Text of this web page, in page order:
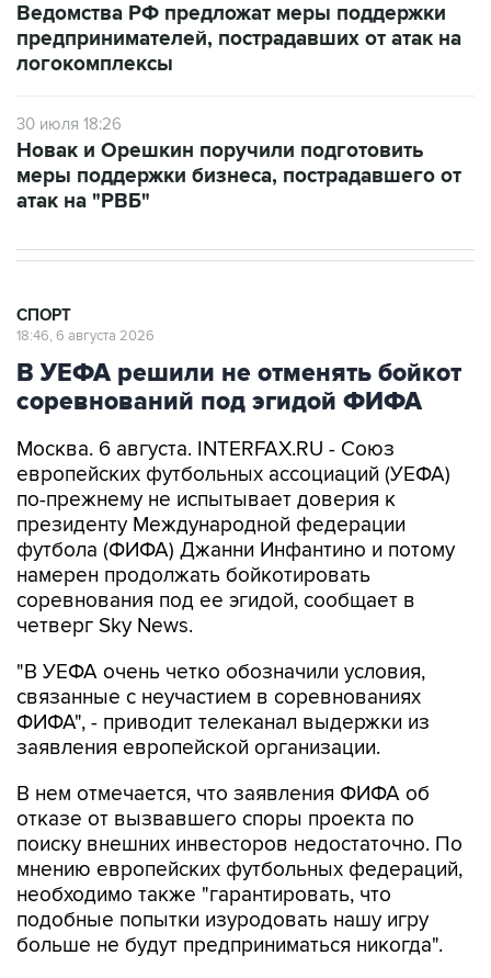
Ведомства РФ предложат меры поддержки
предпринимателей, пострадавших от атак на
логокомплексы
30 июля 18:26
Новак и Орешкин поручили подготовить
меры поддержки бизнеса, пострадавшего от
атак на "РВБ"
СПОРТ
18:46, 6 августа 2026
В УЕФА решили не отменять бойкот
соревнований под эгидой ФИФА
Москва. 6 августа. INTERFAX.RU - Союз
европейских футбольных ассоциаций (УЕФА)
по-прежнему не испытывает доверия к
президенту Международной федерации
футбола (ФИФА) Джанни Инфантино и потому
намерен продолжать бойкотировать
соревнования под ее эгидой, сообщает в
четверг Sky News.
"В УЕФА очень четко обозначили условия,
связанные с неучастием в соревнованиях
ФИФА", - приводит телеканал выдержки из
заявления европейской организации.
В нем отмечается, что заявления ФИФА об
отказе от вызвавшего споры проекта по
поиску внешних инвесторов недостаточно. По
мнению европейских футбольных федераций,
необходимо также "гарантировать, что
подобные попытки изуродовать нашу игру
больше не будут предприниматься никогда".